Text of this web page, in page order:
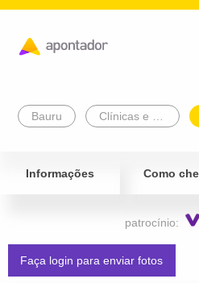
Bauru
Informações Como
patrocínio:
Faça login para enviar fotos